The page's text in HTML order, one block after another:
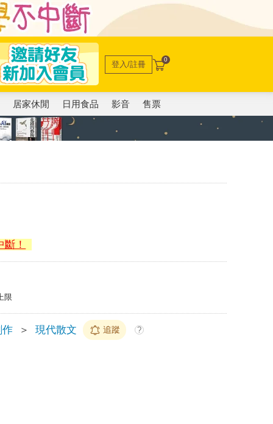
登入/註冊 0
居家休閒 日用食品 影音 售票
！
限
作 ＞ 現代散文 追蹤 ?